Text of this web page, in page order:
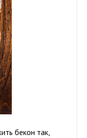
бекон так,